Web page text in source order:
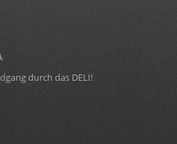
durch das DELI!